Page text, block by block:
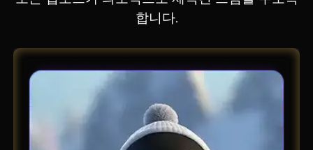
합니다.